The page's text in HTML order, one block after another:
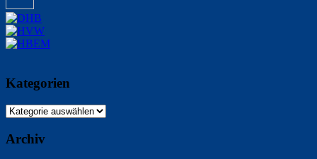
Kategorien
Kategorien
Archiv